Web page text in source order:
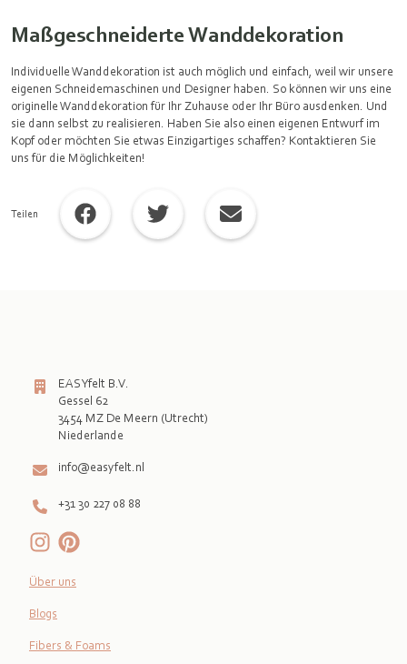
Maßgeschneiderte Wanddekoration
Individuelle Wanddekoration ist auch möglich und einfach, weil wir unsere
eigenen Schneidemaschinen und Designer haben. So können wir uns eine
originelle Wanddekoration für Ihr Zuhause oder Ihr Büro ausdenken. Und
sie dann selbst zu realisieren. Haben Sie also einen eigenen Entwurf im
Kopf oder möchten Sie etwas Einzigartiges schaffen? Kontaktieren Sie
uns für die Möglichkeiten!
Teilen
EASYfelt B.V.
Gessel 62
3454 MZ De Meern (Utrecht)
info@easyfelt.nl
+31 30 227 08 88
Über uns
Blogs
Fibers & Foams